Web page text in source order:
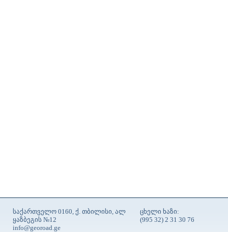
საქართველო 0160, ქ. თბილისი, ალ
ყაზბეგის №12
info@georoad.ge
ცხელი ხაზი:
(995 32) 2 31 30 76